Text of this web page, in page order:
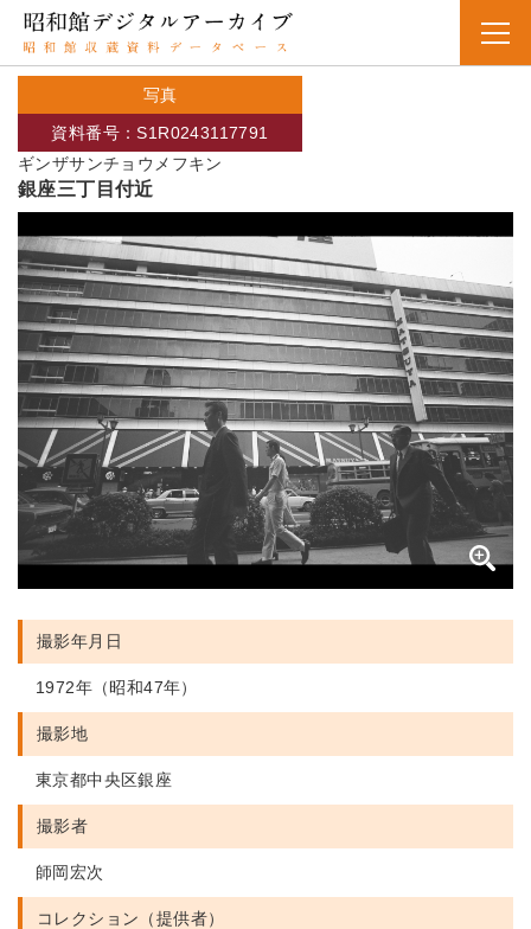
写真
ギンザサンチョウメフキン
資料番号：S1R0243117791
銀座三丁目付近
撮影年月日
1972年（昭和47年）
撮影地
東京都中央区銀座
撮影者
師岡宏次
コレクション（提供者）